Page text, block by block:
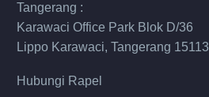
Tangerang :
Karawaci Office Park Blok D/36
Lippo Karawaci, Tangerang 15113
Hubungi Rapel